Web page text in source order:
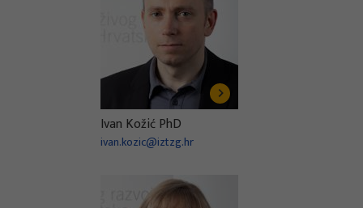
Ivan Kožić PhD
ivan.kozic@iztzg.hr